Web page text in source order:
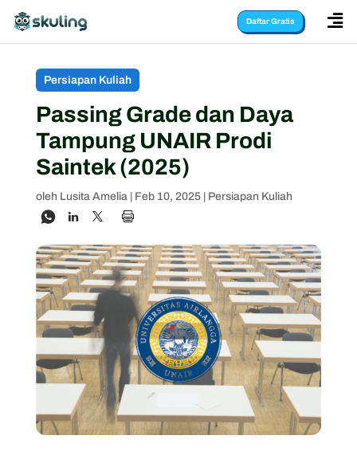
Daftar Gratis 
Persiapan Kuliah
Passing Grade dan Daya
Tampung UNAIR Prodi
Saintek (2025)
oleh Lusita Amelia| Feb 10, 2025| Persiapan Kuliah